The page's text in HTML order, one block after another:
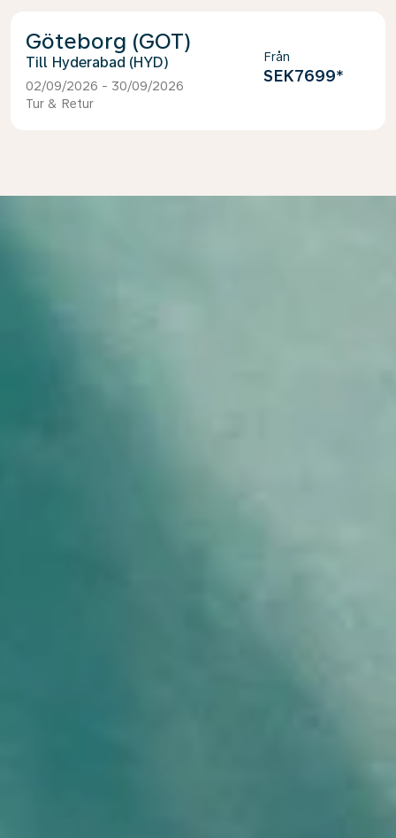
Göteborg (GOT)
Hyderabad (HYD)
02/09/2026 - 30/09/2026
Tur & Retur
Från
SEK7699*